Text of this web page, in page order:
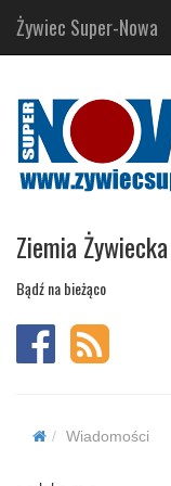
Żywiec Super-Nowa
Ziemia Żywiecka
Bądź na bieżąco
Wiadomości